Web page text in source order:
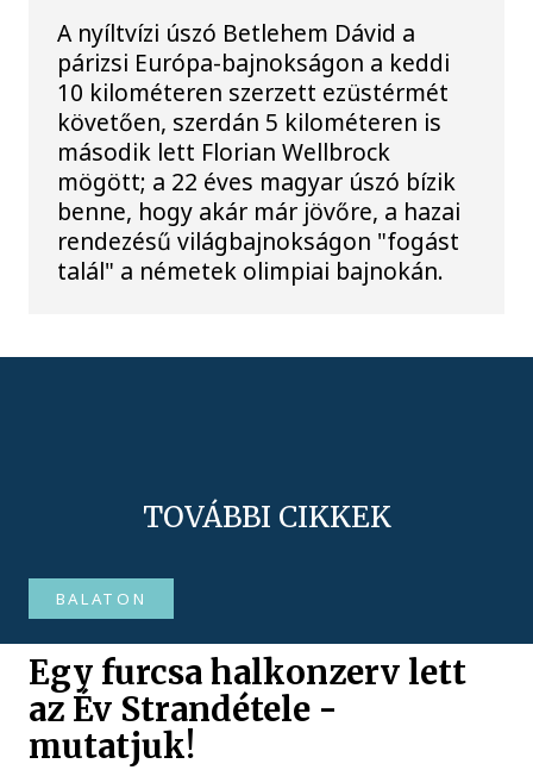
A nyíltvízi úszó Betlehem Dávid a
párizsi Európa-bajnokságon a keddi
10 kilométeren szerzett ezüstérmét
követően, szerdán 5 kilométeren is
második lett Florian Wellbrock
mögött; a 22 éves magyar úszó bízik
benne, hogy akár már jövőre, a hazai
rendezésű világbajnokságon "fogást
talál" a németek olimpiai bajnokán.
TOVÁBBI CIKKEK
BALATON
Egy furcsa halkonzerv lett
az Év Strandétele -
mutatjuk!